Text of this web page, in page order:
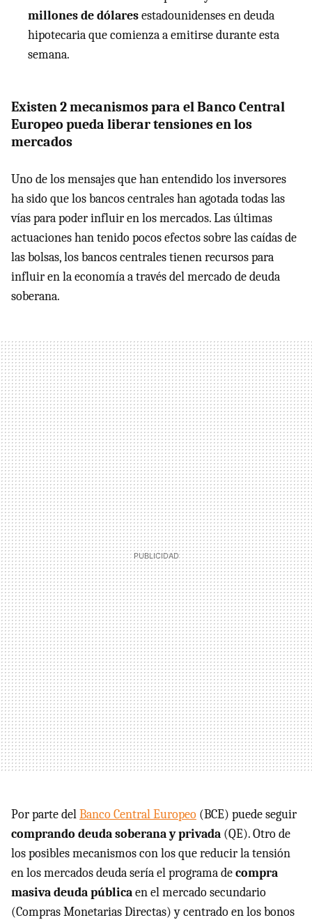
millones de dólaresestadounidenses en deuda
hipotecaria que comienza a emitirse durante esta
semana.
Existen 2 mecanismos para el Banco Central
Europeo pueda liberar tensiones en los
mercados
Uno de los mensajes que han entendido los inversores
ha sido que los bancos centrales han agotada todas las
vías para poder influir en los mercados. Las últimas
actuaciones han tenido pocos efectos sobre las caídas de
las bolsas, los bancos centrales tienen recursos para
influir en la economía a través del mercado de deuda
soberana.
Por parte delBanco Central Europeo (BCE) puede seguir
comprando deuda soberana y privada (QE). Otro de
los posibles mecanismos con los que reducir la tensión
en los mercados deuda sería el programa decompra
masiva deuda públicaen el mercado secundario
(Compras Monetarias Directas) y centrado en los bonos